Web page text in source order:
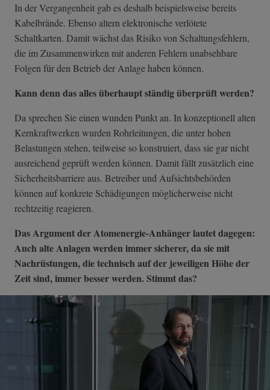
In der Vergangenheit gab es deshalb beispielsweise bereits
Kabelbrände. Ebenso altern elektronische verlötete
Schaltkarten. Damit wächst das Risiko von Schaltungsfehlern,
die im Zusammenwirken mit anderen Fehlern unabsehbare
Folgen für den Betrieb der Anlage haben können.
Kann denn das alles überhaupt ständig überprüft werden?
Da sprechen Sie einen wunden Punkt an. In konzeptionell alten
Kernkraftwerken wurden Rohrleitungen, die unter hohen
Belastungen stehen, teilweise so konstruiert, dass sie gar nicht
ausreichend geprüft werden können. Damit fällt zusätzlich eine
Sicherheitsbarriere aus. Betreiber und Aufsichtsbehörden
können auf konkrete Schädigungen möglicherweise nicht
rechtzeitig reagieren.
Das Argument der Atomenergie-Anhänger lautet dagegen:
Auch alte Anlagen werden immer sicherer, da sie mit
Nachrüstungen, die technisch auf der jeweiligen Höhe der
Zeit sind, immer besser werden. Stimmt das?